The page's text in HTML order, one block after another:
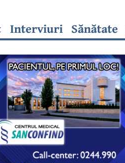
Interviuri Sănătate